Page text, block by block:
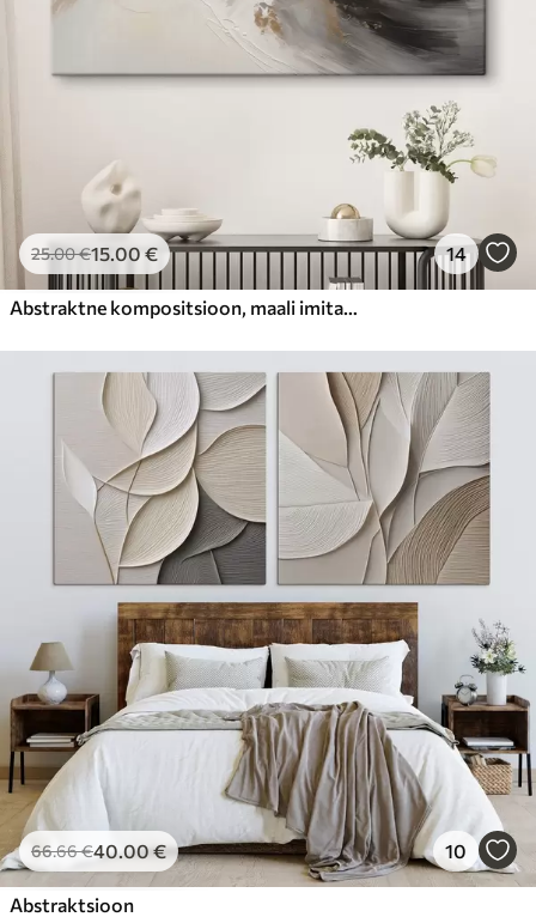
25.00€15.00 € 14
Abstraktne kompositsioon, maali imitatsioon
66.66€40.00€ 10
Abstraktsioon